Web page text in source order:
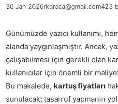
30 Jan 2026rkaraca@gmail.com423
Günümüzde yazıcı kullanımı,
alanda yaygınlaşmıştır. Ancak,
çalışabilmesi için gerekli olan
kullanıcılar için önemli bir
Bu makalede, kartuş fiyatları
sunulacak; tasarruf yapmanın